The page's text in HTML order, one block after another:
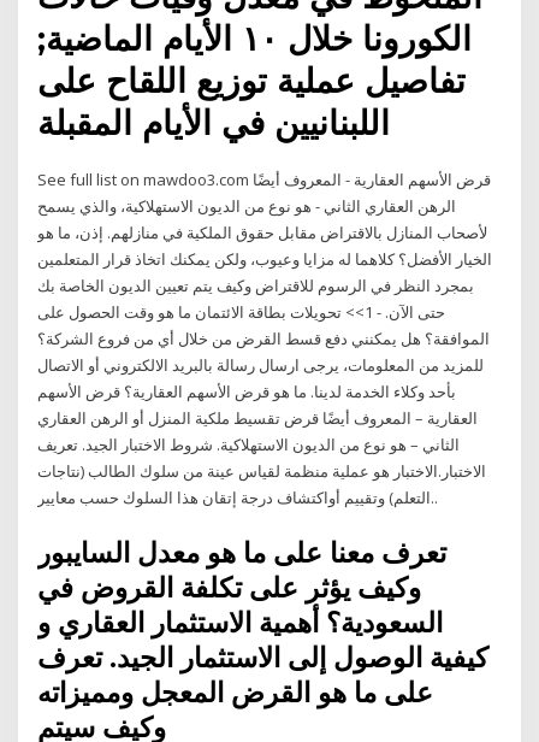
الكورونا خلال ١٠ الأيام الماضية;
تفاصيل عملية توزيع اللقاح على
اللبنانيين في الأيام المقبلة
See full list on mawdoo3.com قرض الأسهم العقارية - المعروف أيضًا
الرهن العقاري الثاني - هو نوع من الديون الاستهلاكية، والذي يسمح
لأصحاب المنازل بالاقتراض مقابل حقوق الملكية في منازلهم. إذن، ما هو
الخيار الأفضل؟ كلاهما له مزايا وعيوب، ولكن يمكنك اتخاذ قرار المتعلمين
بمجرد النظر في الرسوم للاقتراض وكيف يتم تعيين الديون الخاصة بك
حتى الآن. - 1>> تحويلات بطاقة الائتمان ما هو وقت الحصول على
الموافقة؟ هل يمكنني دفع قسط القرض من خلال أي من فروع الشركة؟
للمزيد من المعلومات، يرجى ارسال رسالة بالبريد الالكتروني أو الاتصال
بأحد وكلاء الخدمة لدينا. ما هو قرض الأسهم العقارية؟ قرض الأسهم
العقارية – المعروف أيضًا قرض تقسيط ملكية المنزل أو الرهن العقاري
الثاني – هو نوع من الديون الاستهلاكية. شروط الاختبار الجيد. تعريف
الاختبار.الاختبار هو عملية منظمة لقياس عينة من سلوك الطالب (نتاجات
التعلم) وتقييم أواكتشاف درجة إتقان هذا السلوك حسب معايير..
تعرف معنا على ما هو معدل السايبور
وكيف يؤثر على تكلفة القروض في
السعودية؟ أهمية الاستثمار العقاري و
كيفية الوصول إلى الاستثمار الجيد. تعرف
على ما هو القرض المعجل ومميزاته
وكيف سيتم